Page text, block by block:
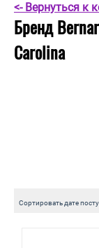
<- Вернуться к
Бренд
Carolina
Сортировать дате